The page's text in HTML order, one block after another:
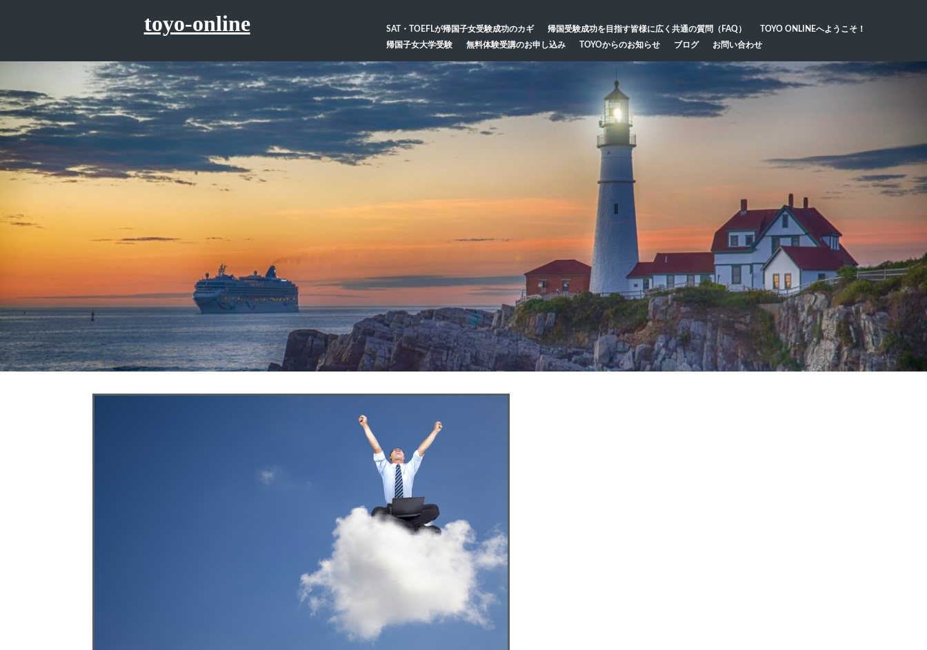
へ
ス
キ
ッ
プ
toyo-online SAT・TOEFLが帰国子女受験成功のカギ 帰国受験成功を目指す皆様に広く共通の質問（FAQ）
TOYO ONLINEへようこそ！
帰国子女大学受験
無料体験受講のお申し込み TOYOからのお知らせ ブログ お問い合わせ